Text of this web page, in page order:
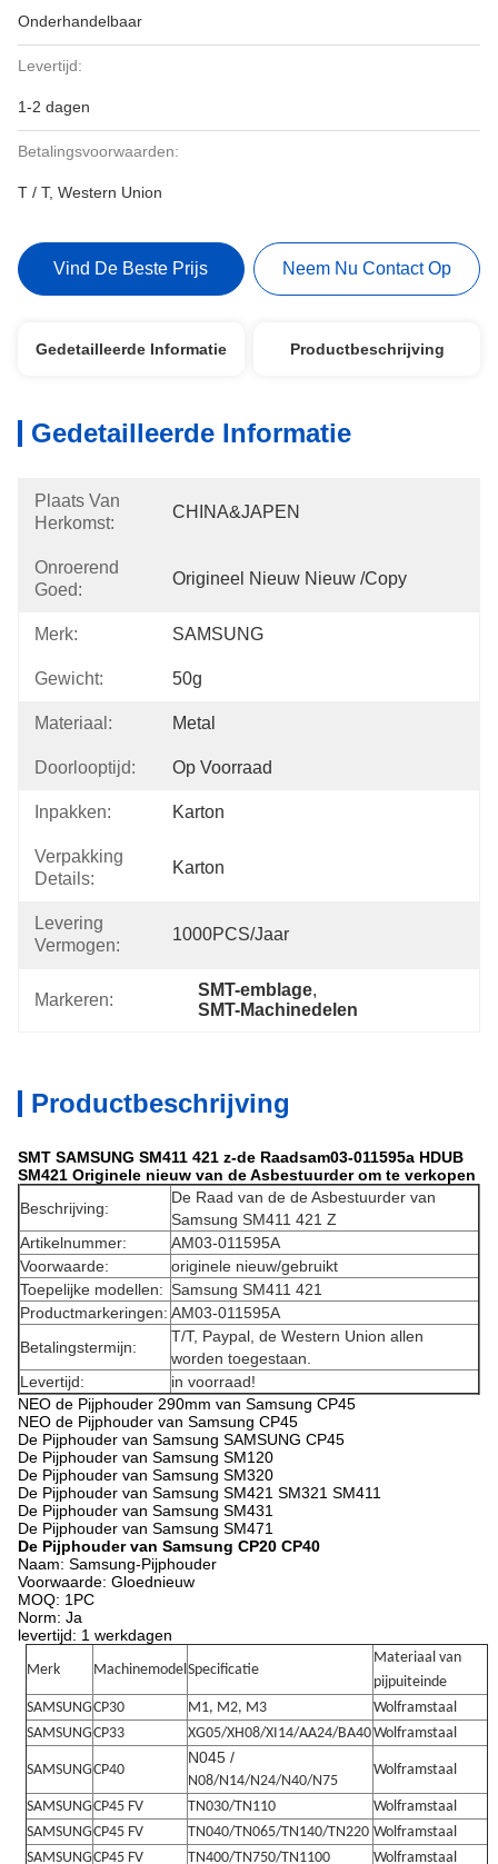
Onderhandelbaar
Levertijd:
1-2 dagen
Betalingsvoorwaarden:
T / T, Western Union
Vind De Beste Prijs Neem Nu Contact Op
Gedetailleerde Informatie Productbeschrijving
Gedetailleerde Informatie
Plaats Van
Herkomst:
CHINA&JAPEN
Onroerend
Goed:
Origineel Nieuw Nieuw /copy
Merk: SAMSUNG
Gewicht: 50g
Materiaal: Metal
Doorlooptijd: Op Voorraad
Inpakken: Karton
Verpakking
Details:
Karton
Levering
Vermogen:
1000PCS/jaar
Markeren:
SMT-emblage,
SMT-Machinedelen
Productbeschrijving
SMT SAMSUNG SM411 421 z-de Raadsam03-011595a HDUB
SM421 Originele nieuw van de Asbestuurder om te verkopen
Beschrijving:
De Raad van de de Asbestuurder van
Samsung SM411 421 Z
Artikelnummer:
AM03-011595A
Voorwaarde:
originele nieuw/gebruikt
Toepelijke modellen: Samsung SM411 421
Productmarkeringen: AM03-011595A
Betalingstermijn:
T/T, Paypal, de Western Union allen
worden toegestaan.
Levertijd:
in voorraad!
NEO de Pijphouder 290mm van Samsung CP45
NEO de Pijphouder van Samsung CP45
De Pijphouder van Samsung SAMSUNG CP45
De Pijphouder van Samsung SM120
De Pijphouder van Samsung SM320
De Pijphouder van Samsung SM421 SM321 SM411
De Pijphouder van Samsung SM431
De Pijphouder van Samsung SM471
De Pijphouder van Samsung CP20 CP40
Naam: Samsung-Pijphouder
Voorwaarde: Gloednieuw
MOQ: 1PC
Norm: Ja
levertijd: 1 werkdagen
Merk MachinemodelSpecificatie
Materiaal van
pijpuiteinde
SAMSUNGCP30 M1, M2, M3
Wolframstaal
SAMSUNGCP33 XG05/XH08/XI14/AA24/BA40Wolframstaal
SAMSUNGCP40
N045 /
N08/N14/N24/N40/N75
Wolframstaal
SAMSUNGCP45 FV TN030/TN110
Wolframstaal
SAMSUNGCP45 FV TN040/TN065/TN140/TN220 Wolframstaal
SAMSUNGCP45 FV TN400/TN750/TN1100 Wolframstaal